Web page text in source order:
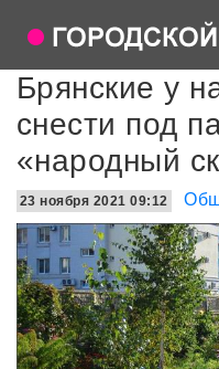
Брянские у
снести под
«народный
23 ноября 2021 09:12